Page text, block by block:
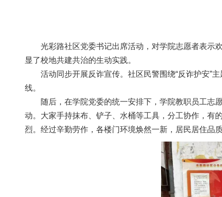
光彩路社区党委书记出席活动，对学院志愿者表示
显了校地共建共治的生动实践。
活动同步开展反诈宣传。社区民警围绕“反诈护安”
线。
随后，在学院党委的统一安排下，学院教职员工
动。大家手持抹布、铲子、水桶等工具，分工协作，
烈。经过辛勤劳作，各楼门环境焕然一新，居民居住品